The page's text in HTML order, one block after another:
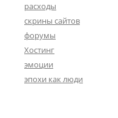
расходы
скрины сайтов
форумы
Хостинг
эмоции
эпохи как люди